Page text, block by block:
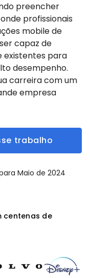
preencher
profissionais
mobile de
capaz de
existentes para
desempenho.
carreira com um
empresa
trabalho
Maio de 2024
centenas de